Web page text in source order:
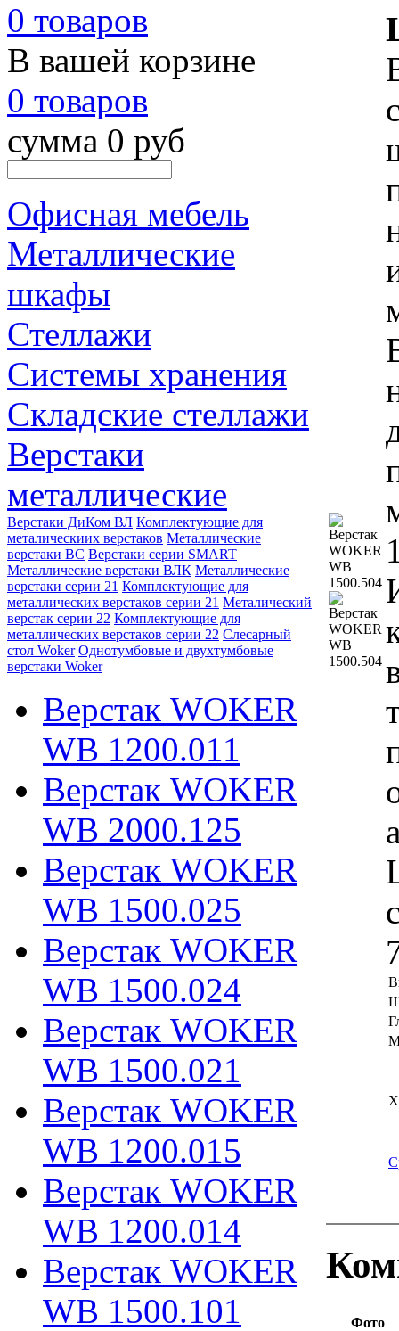
0 товаров
В вашей корзине
0 товаров
сумма 0 руб
Офисная мебель
Металлические
шкафы
Стеллажи
Системы хранения
Складские стеллажи
Верстаки
металлические
Верстаки ДиКом ВЛ Комплектующие для
металическиих верстаков Металлические
верстаки ВС Верстаки серии SMART
Металлические верстаки ВЛК Металлические
верстаки серии 21 Комплектующие для
металлических верстаков серии 21 Металический
верстак серии 22 Комплектующие для
металлических верстаков серии 22 Слесарный
стол Woker Однотумбовые и двухтумбовые
верстаки Woker
Верстак WOKER
WB 1200.011
Верстак WOKER
WB 2000.125
Верстак WOKER
WB 1500.025
Верстак WOKER
WB 1500.024
Верстак WOKER
WB 1500.021
Верстак WOKER
WB 1200.015
Верстак WOKER
WB 1200.014
Верстак WOKER
WB 1500.101
Фото